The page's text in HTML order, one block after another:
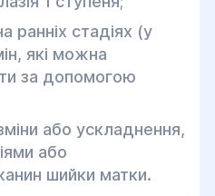
ранніх стадіях (у
які можна
за допомогою
або ускладнення,
або
шийки матки.